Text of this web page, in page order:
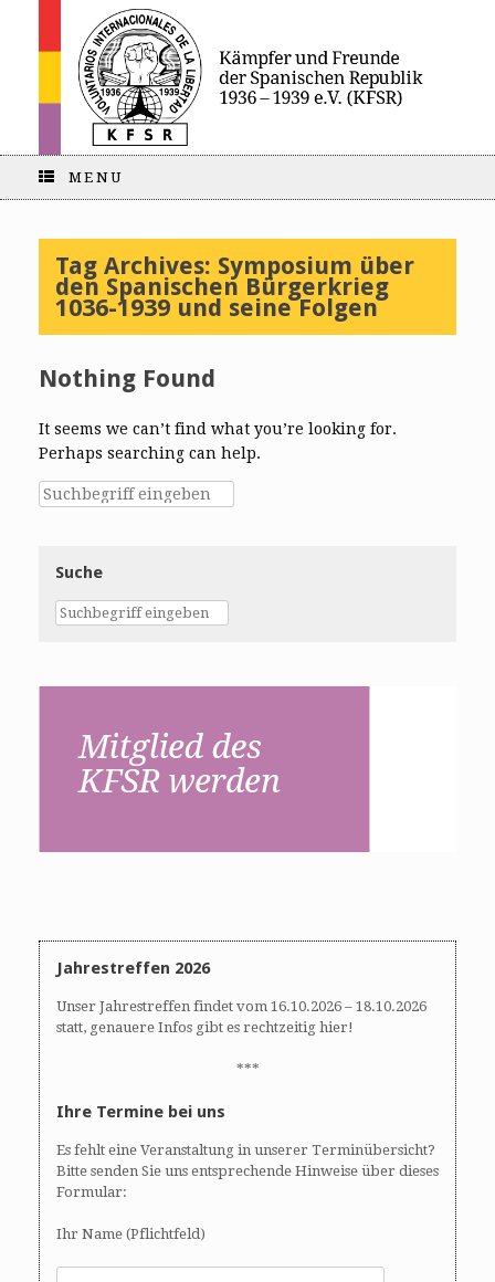
MENU
Tag Archives: Symposium über
den Spanischen Bürgerkrieg
1036-1939 und seine Folgen
Nothing Found
It seems we can’t find what you’re looking for.
Perhaps searching can help.
Suche
Jahrestreffen 2026
Unser Jahrestreffen findet vom 16.10.2026 – 18.10.2026
statt, genauere Infos gibt es rechtzeitig hier!
***
Ihre Termine bei uns
Es fehlt eine Veranstaltung in unserer Terminübersicht?
Bitte senden Sie uns entsprechende Hinweise über dieses
Formular:
Ihr Name (Pflichtfeld)